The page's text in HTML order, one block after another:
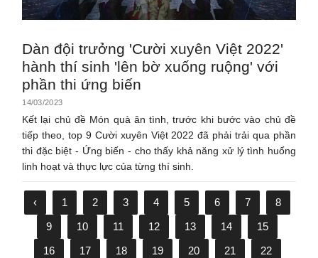
Dàn đội trưởng 'Cười xuyên Việt 2022'
hành thí sinh 'lên bờ xuống ruộng' với
phần thi ứng biến
14/03/2023
Kết lại chủ đề Món quà ân tình, trước khi bước vào chủ đề
tiếp theo, top 9 Cười xuyên Việt 2022 đã phải trải qua phần
thi đặc biệt - Ứng biến - cho thấy khả năng xử lý tình huống
linh hoạt và thực lực của từng thí sinh.
‹ 1 2 3 4 5 6 7
8
9
10 11 12 13 14
15
16
17 18 19 20 21
22